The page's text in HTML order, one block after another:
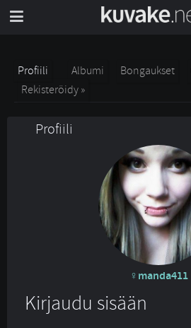
Profiili Albumi Bongaukset
Rekisteröidy »
Profiili
manda411
Kirjaudu sisään